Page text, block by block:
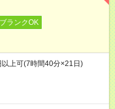
ブランクOK
上可(7時間40分×21日)